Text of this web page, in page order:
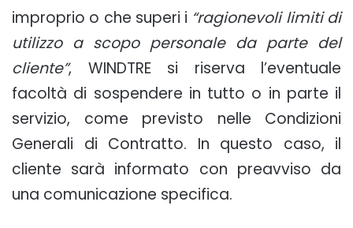
improprio o che superi i “ragionevoli limiti di
utilizzo a scopo personale da parte del
cliente”, WINDTRE si riserva l’eventuale
facoltà di sospendere in tutto o in parte il
servizio, come previsto nelle Condizioni
Generali di Contratto. In questo caso, il
cliente sarà informato con preavviso da
una comunicazione specifica.